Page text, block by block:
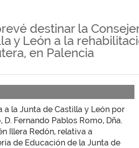
destinar la
y León a la
en Palencia
la Junta de Castilla y León por
Fernando Pablos Romo, Dña.
Illera Redón, relativa a
de Educación de la Junta de